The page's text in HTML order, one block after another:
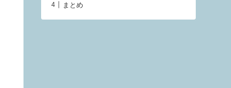
まとめ